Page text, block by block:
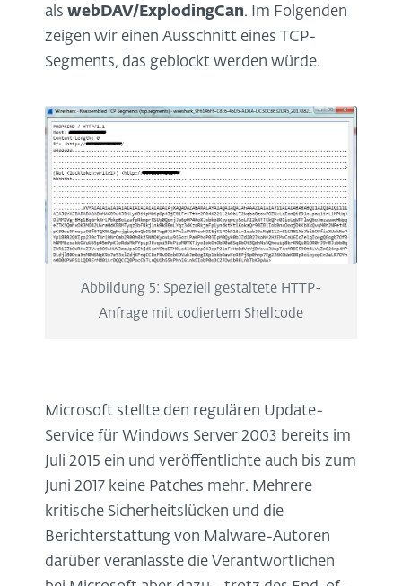
als webDAV/ExplodingCan. Im Folgenden
zeigen wir einen Ausschnitt eines TCP-
Segments, das geblockt werden würde.
Abbildung 5: Speziell gestaltete HTTP-
Anfrage mit codiertem Shellcode
Microsoft stellte den regulären Update-
Service für Windows Server 2003 bereits im
Juli 2015 ein und veröffentlichte auch bis zum
Juni 2017 keine Patches mehr. Mehrere
kritische Sicherheitslücken und die
Berichterstattung von Malware-Autoren
darüber veranlasste die Verantwortlichen